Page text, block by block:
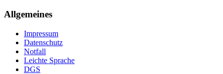
Allgemeines
Impressum
Datenschutz
Notfall
Leichte Sprache
DGS